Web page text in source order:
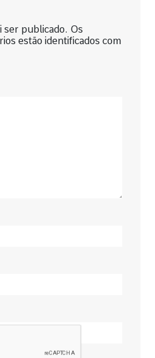
ser publicado. Os
estão identificados com